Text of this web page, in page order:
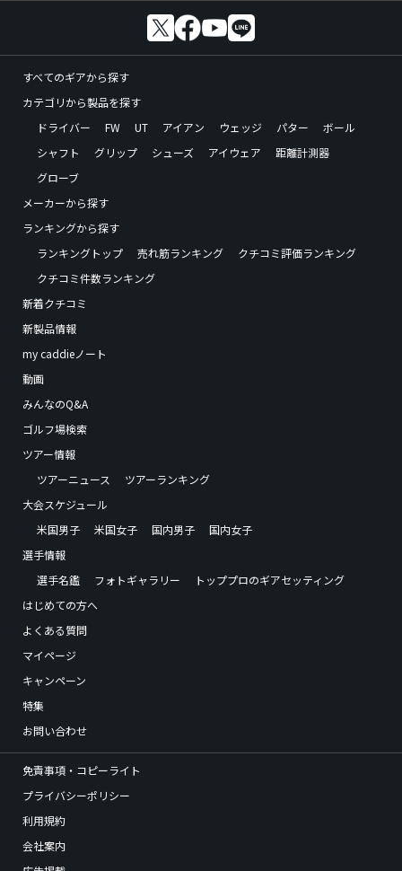
すべてのギアから探す
カテゴリから製品を探す
ドライバー
FW UT アイアン ウェッジ パター
ボール
シャフト
グリップ シューズ アイウェア
距離計測器
グローブ
メーカーから探す
ランキングから探す
ランキングトップ
売れ筋ランキング
クチコミ評価ランキング
クチコミ件数ランキング
新着クチコミ
新製品情報
my caddieノート
動画
みんなのQ&A
ゴルフ場検索
ツアー情報
ツアーニュース
ツアーランキング
大会スケジュール
米国男子
米国女子 国内男子
国内女子
選手情報
選手名鑑
フォトギャラリー
トッププロのギアセッティング
はじめての方へ
よくある質問
マイページ
キャンペーン
特集
お問い合わせ
免責事項・コピーライト
プライバシーポリシー
利用規約
会社案内